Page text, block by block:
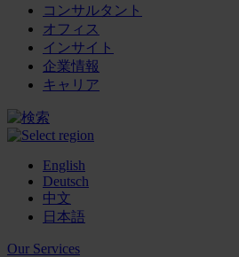
コンサルタント
オフィス
インサイト
企業情報
キャリア
English
Deutsch
中文
日本語
Our Services